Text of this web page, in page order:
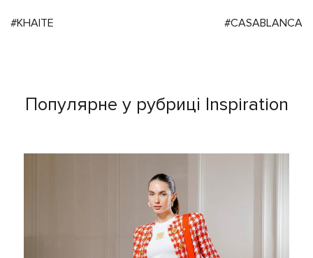
#KHAITE #CASABLANCA
Популярне у рубриці Inspiration